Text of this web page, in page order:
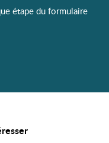
étape du formulaire